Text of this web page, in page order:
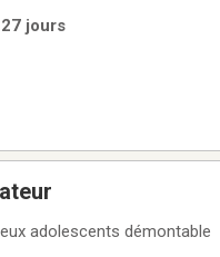
jours
adolescents démontable